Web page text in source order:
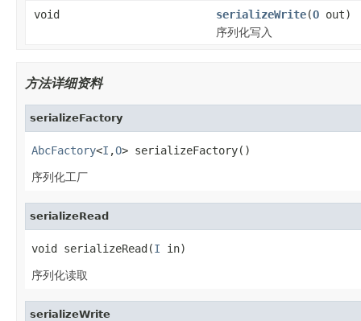
void
serializeWrite(O out)
序列化写入
方法详细资料
serializeFactory
AbcFactory<I ,O> serializeFactory()
序列化工厂
serializeRead
void serializeRead(I in)
序列化读取
serializeWrite